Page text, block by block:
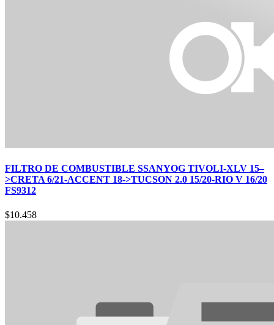
FILTRO DE COMBUSTIBLE SSANYOG TIVOLI-XLV 15–
>CRETA 6/21-ACCENT 18->TUCSON 2.0 15/20-RIO V 16/20
FS9312
$10.458